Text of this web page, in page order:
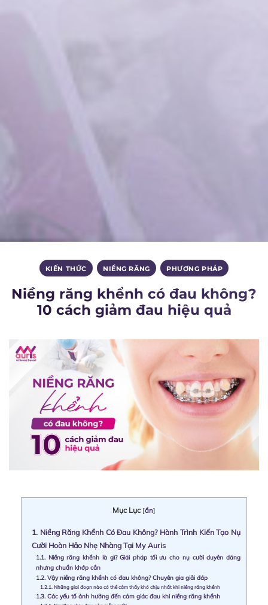
KIẾN THỨC , NIỀNG RĂNG , PHƯƠNG PHÁP
Niềng răng khểnh có đau không?
10 cách giảm đau hiệu quả
Mục Lục [ẩn]
1. Niềng Răng Khểnh Có Đau Không? Hành Trình Kiến Tạo Nụ
Cười Hoàn Hảo Nhẹ Nhàng Tại My Auris
1.1. Niềng răng khểnh là gì? Giải pháp tối ưu cho nụ cười duyên dáng
nhưng chuẩn khớp cắn
1.2. Vậy niềng răng khểnh có đau không? Chuyên gia giải đáp
1.2.1. Những giai đoạn nào có thể cảm thấy khó chịu nhất khi niềng răng khểnh
1.3. Các yếu tố ảnh hưởng đến cảm giác đau khi niềng răng khểnh